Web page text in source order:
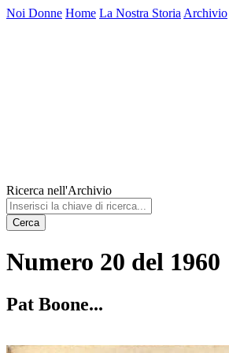
Noi Donne Home La Nostra Storia Archivio
Ricerca nell'Archivio
Cerca
Numero 20 del 1960
Pat Boone...